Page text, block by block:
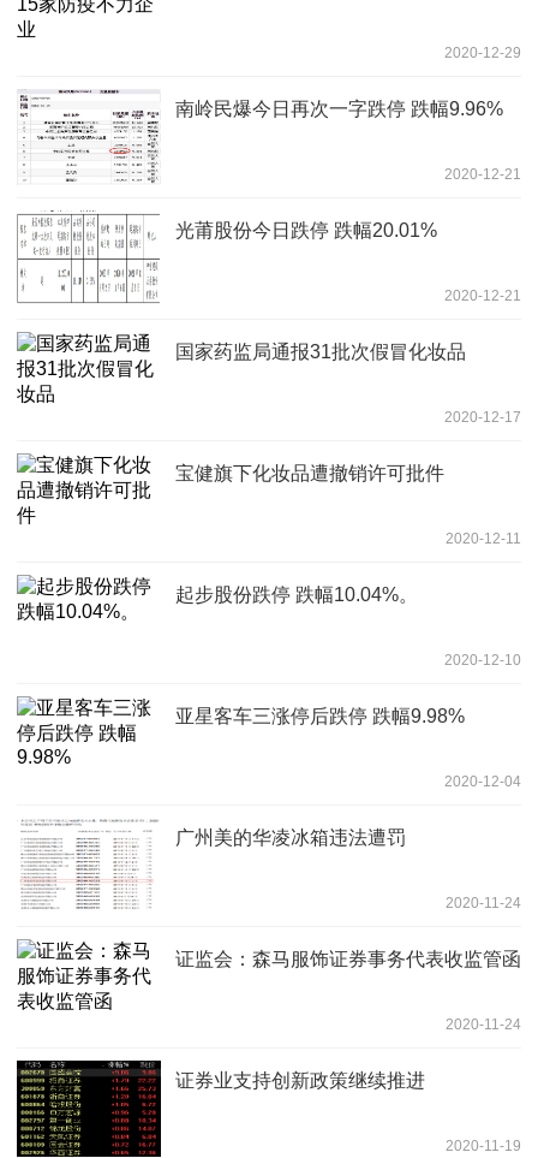
2020-12-29
南岭民爆今日再次一字跌停 跌幅9.96%
2020-12-21
光莆股份今日跌停 跌幅20.01%
2020-12-21
国家药监局通报31批次假冒化妆品
2020-12-17
宝健旗下化妆品遭撤销许可批件
2020-12-11
起步股份跌停 跌幅10.04%。
2020-12-10
亚星客车三涨停后跌停 跌幅9.98%
2020-12-04
广州美的华凌冰箱违法遭罚
2020-11-24
证监会：森马服饰证券事务代表收监管函
2020-11-24
证券业支持创新政策继续推进
2020-11-19